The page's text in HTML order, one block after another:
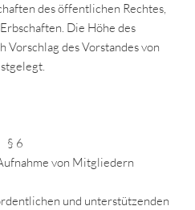
des öffentlichen Rechtes,
Die Höhe des
des Vorstandes von
§ 6
von Mitgliedern
und unterstützenden